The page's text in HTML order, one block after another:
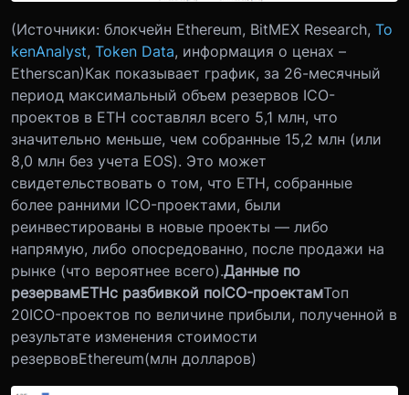
(Источники: блокчейн Ethereum, BitMEX Research, To
kenAnalyst, Token Data, информация о ценах –
Etherscan)Как показывает график, за 26-месячный
период максимальный объем резервов ICO-
проектов в ETH составлял всего 5,1 млн, что
значительно меньше, чем собранные 15,2 млн (или
8,0 млн без учета EOS). Это может
свидетельствовать о том, что ETH, собранные
более ранними ICO-проектами, были
реинвестированы в новые проекты — либо
напрямую, либо опосредованно, после продажи на
рынке (что вероятнее всего).Данные по
резервамETHс разбивкой поICO-проектамТоп
20ICO-проектов по величине прибыли, полученной в
результате изменения стоимости
резервовEthereum(млн долларов)